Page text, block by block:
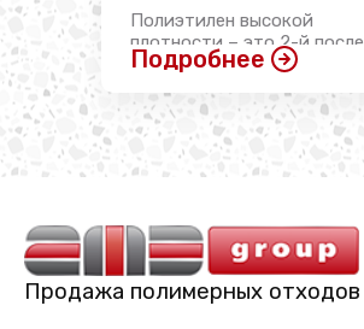
Полиэтилен высокой
плотности – это 2-й после
полиэтилентерефталата
Подробнее
Продажа полимерных отходов